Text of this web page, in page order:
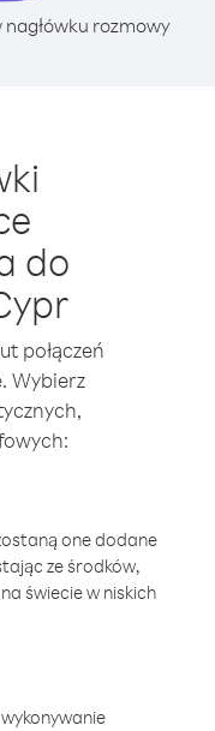
nagłówku rozmowy
do
połączeń
Wybierz
one dodane
ze środków,
świecie w niskich